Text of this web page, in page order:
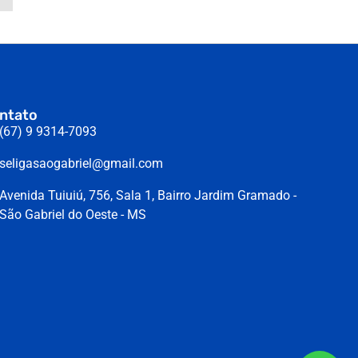
(67) 9 9314-7093
seligasaogabriel@gmail.com
Avenida Tuiuiú, 756, Sala 1, Bairro Jardim Gramado -
São Gabriel do Oeste - MS